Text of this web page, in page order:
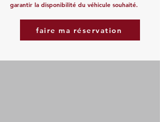
garantir la disponibilité du véhicule souhaité.
faire ma réservation